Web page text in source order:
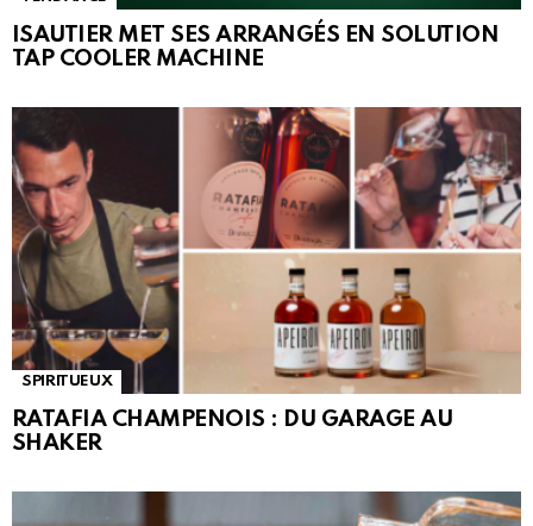
ISAUTIER MET SES ARRANGÉS EN SOLUTION
TAP COOLER MACHINE
SPIRITUEUX
RATAFIA CHAMPENOIS : DU GARAGE AU
SHAKER